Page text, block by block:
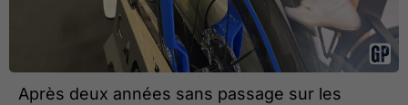
Après deux années sans passage sur les